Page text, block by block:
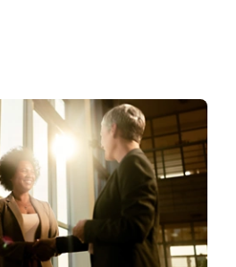
전문가 상담